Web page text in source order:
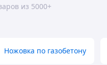
из 5000+
Ножовка по газобетону